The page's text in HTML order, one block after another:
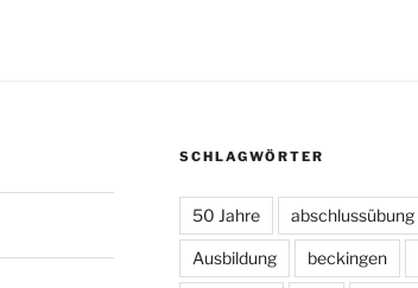
SCHLAGWÖRTER
50 Jahre abschlussübung
Ausbildung beckingen